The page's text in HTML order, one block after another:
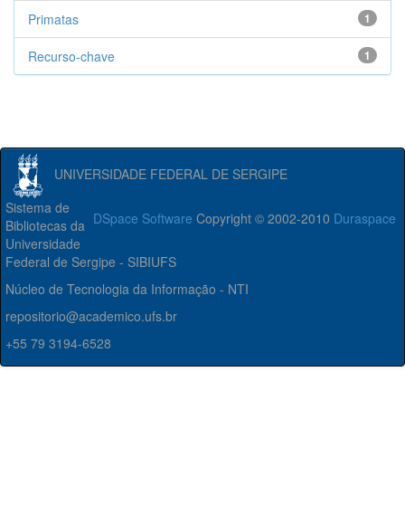
1
Primatas
1
Recurso-chave
UNIVERSIDADE FEDERAL DE SERGIPE
DSpace Software Copyright © 2002-2010 Duraspace
Sistema de
Bibliotecas da
Universidade
Federal de Sergipe - SIBIUFS
Núcleo de Tecnologia da Informação - NTI
repositorio@academico.ufs.br
+55 79 3194-6528